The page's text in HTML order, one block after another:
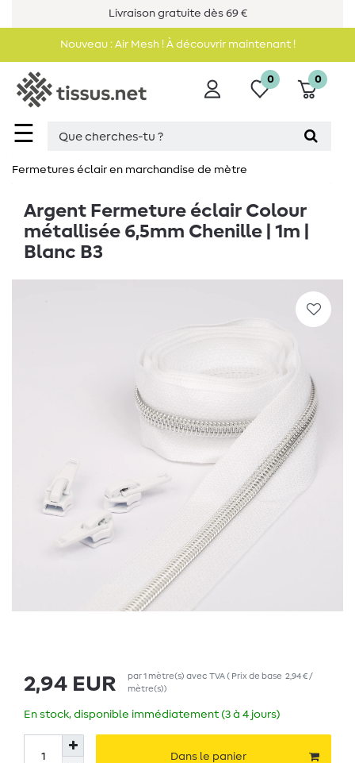
Livraison gratuite dès 69 €
Nouveau : Air Mesh ! À découvrir maintenant !
☰
0 0
Fermetures éclair en marchandise de mètre
Argent Fermeture éclair Colour
métallisée 6,5mm Chenille | 1m |
Blanc B3
2,94 EUR par1 mètre(s) avec TVA( Prix de base 2,94 € /
mètre(s))
En stock, disponible immédiatement (3 à 4 jours)
Dans le panier